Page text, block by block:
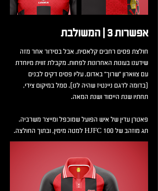
אפשרות 3 | המשולבת
חולצת פסים רחבים קלאסית, אבל בסידור אחר מזה
שידענו בעונות האחרונות לפחות. מקבלת זווית מיוחדת
עם צווארון "שרוך" באדום, עליו פסים דקים לבנים
(בדומה לדגם ניינטיז שהיה לנו). סמל במיקום צידי,
תחתיו שנת הייסוד ושנת המאה.
פאטרן עדין של איש הפועל שמוכפל ומייצר משרביה.
תג מוזהב של 100 HJFC למטה מימין, ובתוך החולצה.